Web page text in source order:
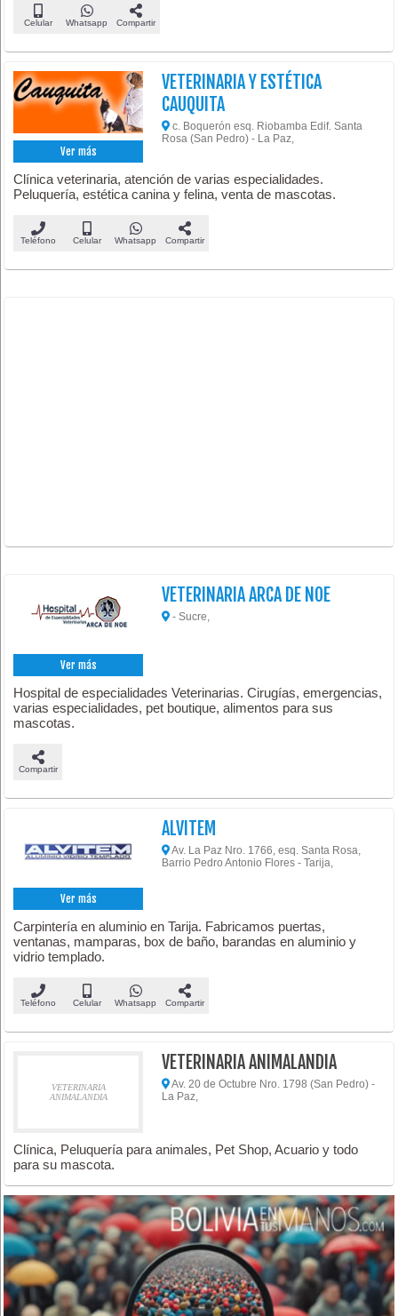
Celular Whatsapp Compartir
Ver más
VETERINARIA Y ESTÉTICA
CAUQUITA
c. Boquerón esq. Riobamba Edif. Santa
Rosa (San Pedro) - La Paz,
Clínica veterinaria, atención de varias especialidades.
Peluquería, estética canina y felina, venta de mascotas.
Teléfono Celular Whatsapp Compartir
Ver más
VETERINARIA ARCA DE NOE
- Sucre,
Hospital de especialidades Veterinarias. Cirugías, emergencias,
varias especialidades, pet boutique, alimentos para sus
mascotas.
Compartir
Ver más
ALVITEM
Av. La Paz Nro. 1766, esq. Santa Rosa,
Barrio Pedro Antonio Flores - Tarija,
Carpintería en aluminio en Tarija. Fabricamos puertas,
ventanas, mamparas, box de baño, barandas en aluminio y
vidrio templado.
Teléfono Celular Whatsapp Compartir
VETERINARIA
ANIMALANDIA
VETERINARIA ANIMALANDIA
Av. 20 de Octubre Nro. 1798 (San Pedro) -
La Paz,
Clínica, Peluquería para animales, Pet Shop, Acuario y todo
para su mascota.